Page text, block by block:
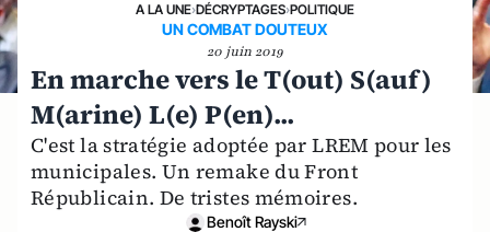
A LA UNE›DÉCRYPTAGES›POLITIQUE
UN COMBAT DOUTEUX
20 juin 2019
En marche vers le T(out) S(auf)
M(arine) L(e) P(en)...
C'est la stratégie adoptée par LREM pour les
municipales. Un remake du Front
Républicain. De tristes mémoires.
Benoît Rayski